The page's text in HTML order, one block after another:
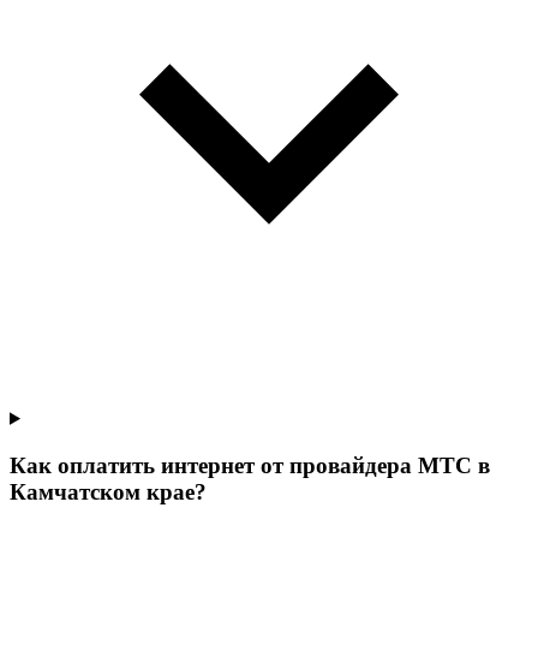
Как оплатить интернет от провайдера МТС в
Камчатском крае?